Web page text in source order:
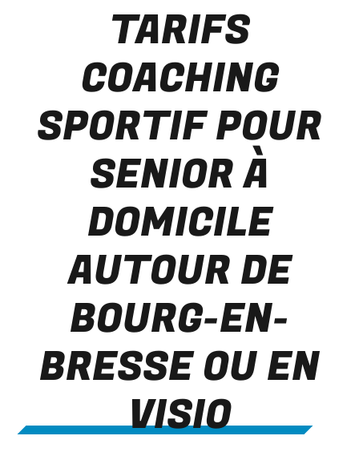
TARIFS
COACHING
SPORTIF POUR
SENIOR À
DOMICILE
AUTOUR DE
BOURG-EN-
BRESSE OU EN
VISIO